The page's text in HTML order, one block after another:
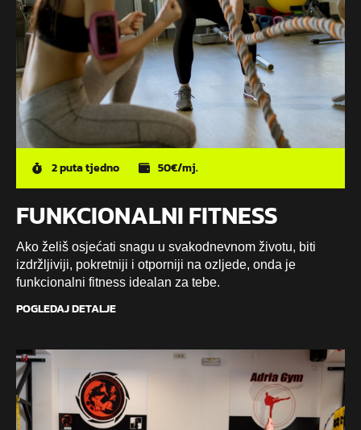
2 puta tjedno 50€/mj.
FUNKCIONALNI FITNESS
Ako želiš osjećati snagu u svakodnevnom životu, biti
izdržljiviji, pokretniji i otporniji na ozljede, onda je
funkcionalni fitness idealan za tebe.
POGLEDAJ DETALJE